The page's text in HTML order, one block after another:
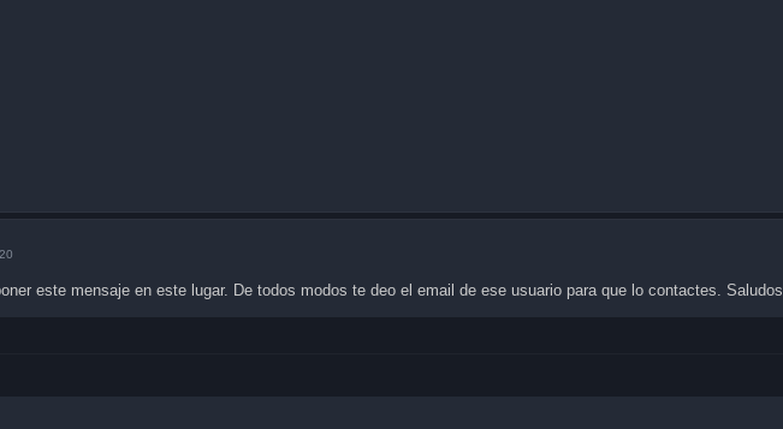
este mensaje en este lugar. De todos modos te deo el email de ese usuario para que lo contactes. Saludos